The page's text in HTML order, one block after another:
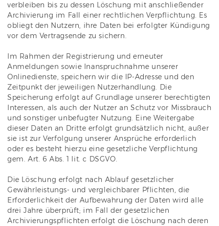
verbleiben bis zu dessen Löschung mit anschließender
Archivierung im Fall einer rechtlichen Verpflichtung. Es
obliegt den Nutzern, ihre Daten bei erfolgter Kündigung
vor dem Vertragsende zu sichern.
Im Rahmen der Registrierung und erneuter
Anmeldungen sowie Inanspruchnahme unserer
Onlinedienste, speichern wir die IP-Adresse und den
Zeitpunkt der jeweiligen Nutzerhandlung. Die
Speicherung erfolgt auf Grundlage unserer berechtigten
Interessen, als auch der Nutzer an Schutz vor Missbrauch
und sonstiger unbefugter Nutzung. Eine Weitergabe
dieser Daten an Dritte erfolgt grundsätzlich nicht, außer
sie ist zur Verfolgung unserer Ansprüche erforderlich
oder es besteht hierzu eine gesetzliche Verpflichtung
gem. Art. 6 Abs. 1 lit. c DSGVO.
Die Löschung erfolgt nach Ablauf gesetzlicher
Gewährleistungs- und vergleichbarer Pflichten, die
Erforderlichkeit der Aufbewahrung der Daten wird alle
drei Jahre überprüft; im Fall der gesetzlichen
Archivierungspflichten erfolgt die Löschung nach deren